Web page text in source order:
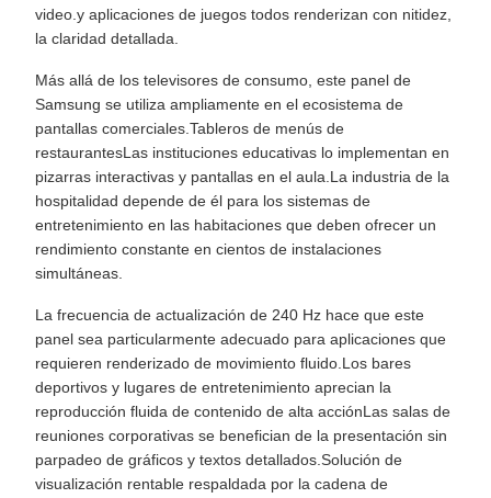
video.y aplicaciones de juegos todos renderizan con nitidez,
la claridad detallada.
Más allá de los televisores de consumo, este panel de
Samsung se utiliza ampliamente en el ecosistema de
pantallas comerciales.Tableros de menús de
restaurantesLas instituciones educativas lo implementan en
pizarras interactivas y pantallas en el aula.La industria de la
hospitalidad depende de él para los sistemas de
entretenimiento en las habitaciones que deben ofrecer un
rendimiento constante en cientos de instalaciones
simultáneas.
La frecuencia de actualización de 240 Hz hace que este
panel sea particularmente adecuado para aplicaciones que
requieren renderizado de movimiento fluido.Los bares
deportivos y lugares de entretenimiento aprecian la
reproducción fluida de contenido de alta acciónLas salas de
reuniones corporativas se benefician de la presentación sin
parpadeo de gráficos y textos detallados.Solución de
visualización rentable respaldada por la cadena de